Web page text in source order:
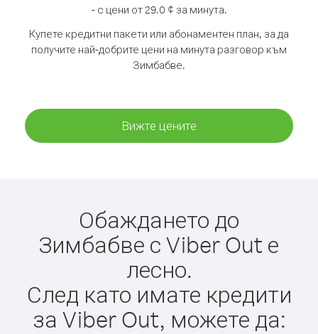
- с цени от 29.0 ¢ за минута.
Купете кредитни пакети или абонаментен план, за да
получите най-добрите цени на минута разговор към
Зимбабве.
Вижте цените
Обаждането до
Зимбабве с Viber Out е
лесно.
След като имате кредити
за Viber Out, можете да: